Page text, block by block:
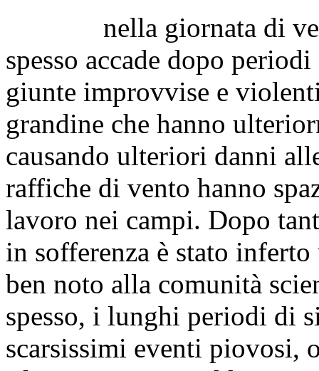
nella giornata di
spesso accade dopo
giunte improvvise e
grandine che hanno
causando ulteriori danni
raffiche di vento hanno
lavoro nei campi. Dopo
in sofferenza è stato
ben noto alla comunità
spesso, i lunghi periodi di
scarsissimi eventi piovosi,